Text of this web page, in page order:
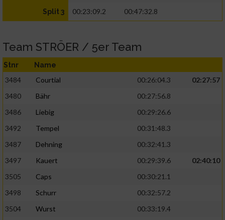
Split 3 00:23:09.2 00:47:32.8
Team STRÖER / 5er Team
Stnr Name
3484 Courtial 00:26:04.3
02:27:57
3480
Bähr
00:27:56.8
3486
Liebig
00:29:26.6
3492
Tempel
00:31:48.3
3487
Dehning
00:32:41.3
3497
Kauert 00:29:39.6
02:40:10
3505
Caps
00:30:21.1
3498
Schurr
00:32:57.2
3504
Wurst
00:33:19.4